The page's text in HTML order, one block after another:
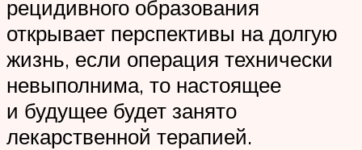
рецидивного образования
открывает перспективы на долгую
жизнь, если операция технически
невыполнима, то настоящее
и будущее будет занято
лекарственной терапией.